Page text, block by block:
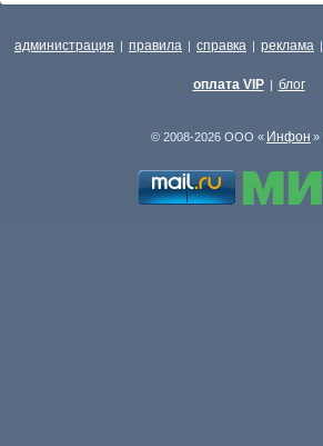
администрация | правила | справка | реклама |
оплата VIP | блог
© 2008-2026 ООО « Инфон »